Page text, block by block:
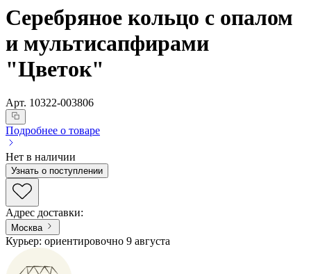
Серебряное кольцо с опалом
и мультисапфирами
"Цветок"
Арт. 10322-003806
Подробнее о товаре
Нет в наличии
Узнать о поступлении
Адрес доставки:
Москва
Курьер: ориентировочно 9 августа